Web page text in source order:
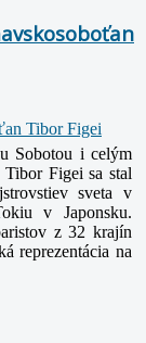
Sobotou i celým
Tibor Figei sa stal
sveta v
v Japonsku.
z 32 krajín
reprezentácia na